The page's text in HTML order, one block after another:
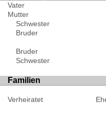
Vater
Mutter
Schwester
Bruder
Bruder
Schwester
Familien
Verheiratet